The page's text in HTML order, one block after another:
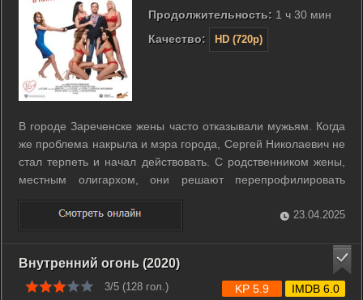
Продолжительность: 1 ч 30 мин
Качество:
HD (720p)
В городе Зареченске жены часто отказывали мужьям. Когда
же проблема накрыла и мэра города, Сергей Николаевич не
стал терпеть и начал действовать. С родственником жены,
местным олигархом, они решают перепрофилировать
построенный на противоположном берегу реки санаторий в
«Оздоровительный центр». Для чего бизнесмен приглашает
из столицы специально ...
23.04.2025
Внутренний огонь (2020)
3/5 (128 гол.) KP 5.9 IMDB 6.0